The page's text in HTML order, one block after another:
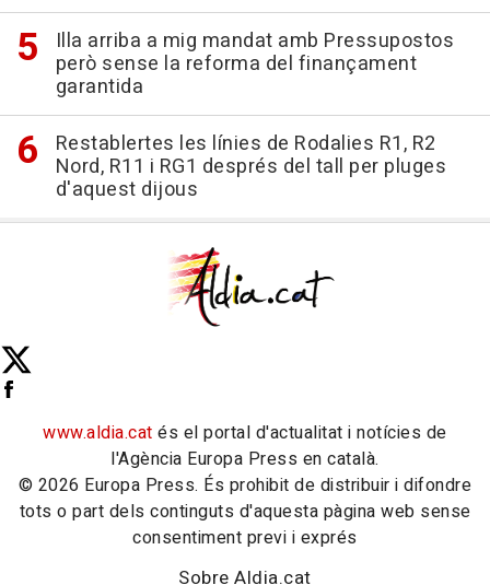
Illa arriba a mig mandat amb Pressupostos
però sense la reforma del finançament
garantida
Restablertes les línies de Rodalies R1, R2
Nord, R11 i RG1 després del tall per pluges
d'aquest dijous
www.aldia.cat és el portal d'actualitat i notícies de
l'Agència Europa Press en català.
© 2026 Europa Press. És prohibit de distribuir i difondre
tots o part dels continguts d'aquesta pàgina web sense
consentiment previ i exprés
Sobre Aldia.cat